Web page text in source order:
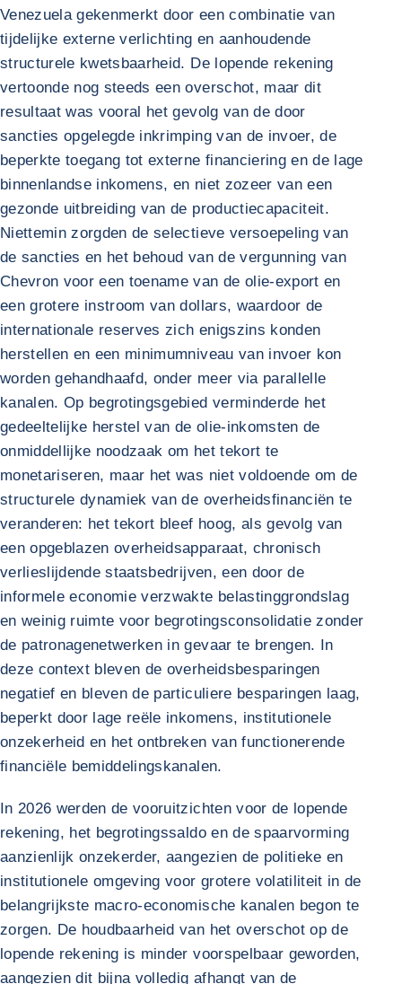
Venezuela gekenmerkt door een combinatie van
tijdelijke externe verlichting en aanhoudende
structurele kwetsbaarheid. De lopende rekening
vertoonde nog steeds een overschot, maar dit
resultaat was vooral het gevolg van de door
sancties opgelegde inkrimping van de invoer, de
beperkte toegang tot externe financiering en de lage
binnenlandse inkomens, en niet zozeer van een
gezonde uitbreiding van de productiecapaciteit.
Niettemin zorgden de selectieve versoepeling van
de sancties en het behoud van de vergunning van
Chevron voor een toename van de olie-export en
een grotere instroom van dollars, waardoor de
internationale reserves zich enigszins konden
herstellen en een minimumniveau van invoer kon
worden gehandhaafd, onder meer via parallelle
kanalen. Op begrotingsgebied verminderde het
gedeeltelijke herstel van de olie-inkomsten de
onmiddellijke noodzaak om het tekort te
monetariseren, maar het was niet voldoende om de
structurele dynamiek van de overheidsfinanciën te
veranderen: het tekort bleef hoog, als gevolg van
een opgeblazen overheidsapparaat, chronisch
verlieslijdende staatsbedrijven, een door de
informele economie verzwakte belastinggrondslag
en weinig ruimte voor begrotingsconsolidatie zonder
de patronagenetwerken in gevaar te brengen. In
deze context bleven de overheidsbesparingen
negatief en bleven de particuliere besparingen laag,
beperkt door lage reële inkomens, institutionele
onzekerheid en het ontbreken van functionerende
financiële bemiddelingskanalen.
In 2026 werden de vooruitzichten voor de lopende
rekening, het begrotingssaldo en de spaarvorming
aanzienlijk onzekerder, aangezien de politieke en
institutionele omgeving voor grotere volatiliteit in de
belangrijkste macro-economische kanalen begon te
zorgen. De houdbaarheid van het overschot op de
lopende rekening is minder voorspelbaar geworden,
aangezien dit bijna volledig afhangt van de